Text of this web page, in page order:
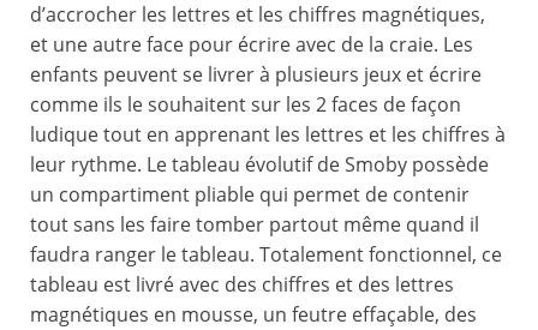
d’accrocher les lettres et les chiffres magnétiques,
et une autre face pour écrire avec de la craie. Les
enfants peuvent se livrer à plusieurs jeux et écrire
comme ils le souhaitent sur les 2 faces de façon
ludique tout en apprenant les lettres et les chiffres à
leur rythme. Le tableau évolutif de Smoby possède
un compartiment pliable qui permet de contenir
tout sans les faire tomber partout même quand il
faudra ranger le tableau. Totalement fonctionnel, ce
tableau est livré avec des chiffres et des lettres
magnétiques en mousse, un feutre effaçable, des